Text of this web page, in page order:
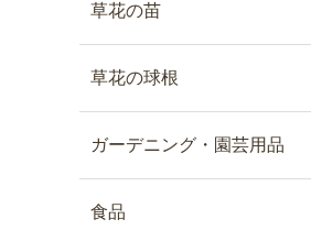
草花の苗
草花の球根
ガーデニング・園芸用品
食品